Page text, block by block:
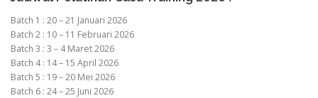
Batch 1 : 20 – 21 Januari 2026
Batch 2 : 10 – 11 Februari 2026
Batch 3 : 3 – 4 Maret 2026
Batch 4 : 14 – 15 April 2026
Batch 5 : 19 – 20 Mei 2026
Batch 6 : 24 – 25 Juni 2026